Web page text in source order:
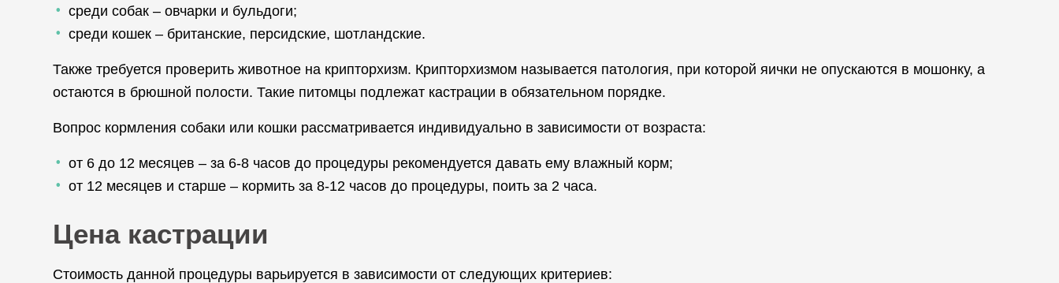
среди собак – овчарки и бульдоги;
среди кошек – британские, персидские, шотландские.
Также требуется проверить животное на крипторхизм. Крипторхизмом называется патология, при которой яички не опускаются в мошонку, а
остаются в брюшной полости. Такие питомцы подлежат кастрации в обязательном порядке.
Вопрос кормления собаки или кошки рассматривается индивидуально в зависимости от возраста:
от 6 до 12 месяцев – за 6-8 часов до процедуры рекомендуется давать ему влажный корм;
от 12 месяцев и старше – кормить за 8-12 часов до процедуры, поить за 2 часа.
Цена кастрации
Стоимость данной процедуры варьируется в зависимости от следующих критериев: